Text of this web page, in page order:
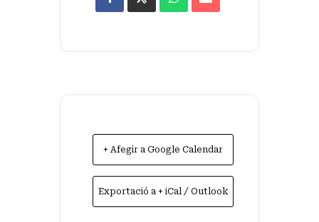
+ Afegir a Google Calendar
Exportació a + iCal / Outlook